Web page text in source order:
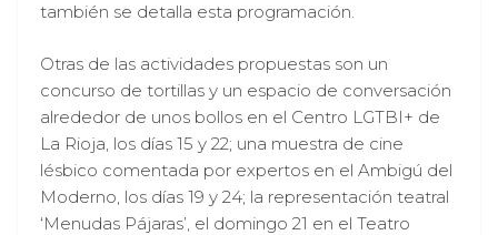
también se detalla esta programación.
Otras de las actividades propuestas son un
concurso de tortillas y un espacio de conversación
alrededor de unos bollos en el Centro LGTBI+ de
La Rioja, los días 15 y 22; una muestra de cine
lésbico comentada por expertos en el Ambigú del
Moderno, los días 19 y 24; la representación teatral
‘Menudas Pájaras’, el domingo 21 en el Teatro